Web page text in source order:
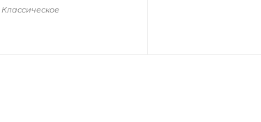
Классическое